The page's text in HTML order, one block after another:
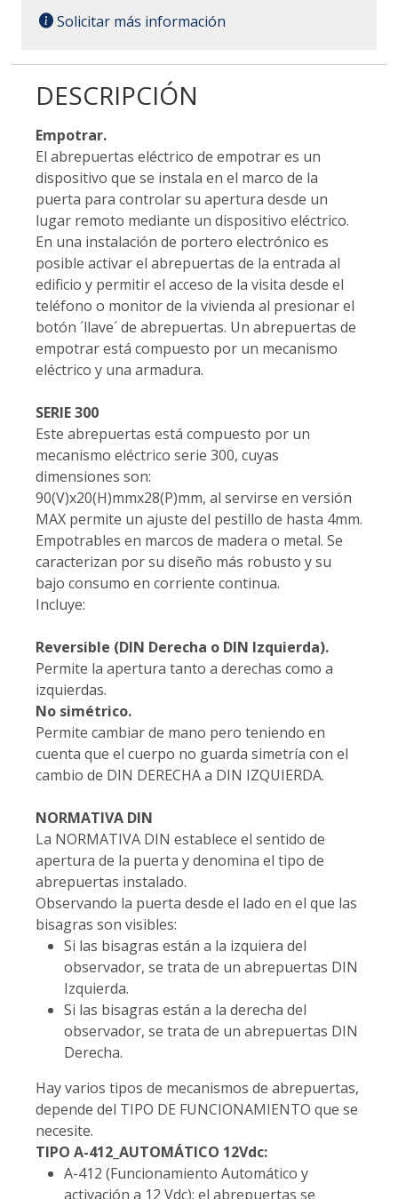
Solicitar más información
DESCRIPCIÓN
Empotrar.
El abrepuertas eléctrico de empotrar es un
dispositivo que se instala en el marco de la
puerta para controlar su apertura desde un
lugar remoto mediante un dispositivo eléctrico.
En una instalación de portero electrónico es
posible activar el abrepuertas de la entrada al
edificio y permitir el acceso de la visita desde el
teléfono o monitor de la vivienda al presionar el
botón ´llave´ de abrepuertas. Un abrepuertas de
empotrar está compuesto por un mecanismo
eléctrico y una armadura.
SERIE 300
Este abrepuertas está compuesto por un
mecanismo eléctrico serie 300, cuyas
dimensiones son:
90(V)x20(H)mmx28(P)mm, al servirse en versión
MAX permite un ajuste del pestillo de hasta 4mm.
Empotrables en marcos de madera o metal. Se
caracterizan por su diseño más robusto y su
bajo consumo en corriente continua.
Incluye:
Reversible (DIN Derecha o DIN Izquierda).
Permite la apertura tanto a derechas como a
izquierdas.
No simétrico.
Permite cambiar de mano pero teniendo en
cuenta que el cuerpo no guarda simetría con el
cambio de DIN DERECHA a DIN IZQUIERDA.
NORMATIVA DIN
La NORMATIVA DIN establece el sentido de
apertura de la puerta y denomina el tipo de
abrepuertas instalado.
Observando la puerta desde el lado en el que las
bisagras son visibles:
Si las bisagras están a la izquiera del
observador, se trata de un abrepuertas DIN
Izquierda.
Si las bisagras están a la derecha del
observador, se trata de un abrepuertas DIN
Derecha.
Hay varios tipos de mecanismos de abrepuertas,
depende del TIPO DE FUNCIONAMIENTO que se
necesite.
TIPO A-412_AUTOMÁTICO 12Vdc:
A-412 (Funcionamiento Automático y
activación a 12 Vdc): el abrepuertas se